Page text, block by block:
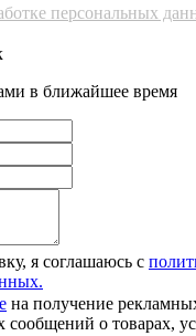
персональных
в ближайшее время
я соглашаюсь с
на получение
о товарах,